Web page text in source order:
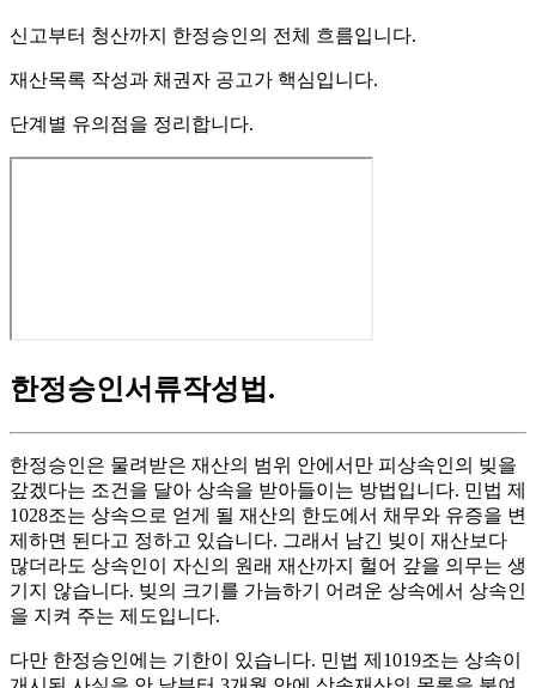
신고부터 청산까지 한정승인의 전체 흐름입니다.
재산목록 작성과 채권자 공고가 핵심입니다.
단계별 유의점을 정리합니다.
한정승인서류작성법 .
한정승인은 물려받은 재산의 범위 안에서만 피상속인의 빚을
갚겠다는 조건을 달아 상속을 받아들이는 방법입니다. 민법 제
1028조는 상속으로 얻게 될 재산의 한도에서 채무와 유증을 변
제하면 된다고 정하고 있습니다. 그래서 남긴 빚이 재산보다
많더라도 상속인이 자신의 원래 재산까지 헐어 갚을 의무는 생
기지 않습니다. 빚의 크기를 가늠하기 어려운 상속에서 상속인
을 지켜 주는 제도입니다.
다만 한정승인에는 기한이 있습니다. 민법 제1019조는 상속이